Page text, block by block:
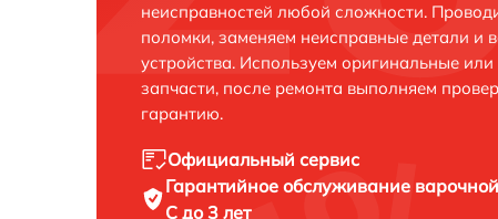
неисправностей любой сложности.
поломки, заменяем неисправные детали и
устройства. Используем оригинальные
запчасти, после ремонта выполняем
гарантию.
Официальный сервис
Гарантийное обслуживание
C до 3 лет